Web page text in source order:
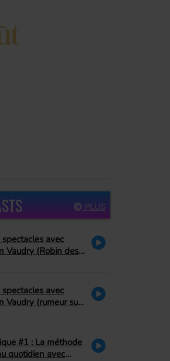
PLUS
avec
Vaudry (Robin des
à Bonnie
avec
Vaudry (rumeur sur
#1 : La méthode
quotidien avec